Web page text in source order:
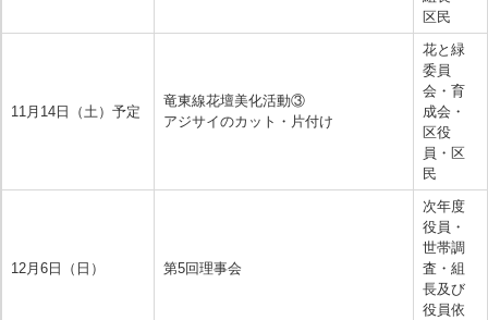
区民
11月14日（土）予定
竜東線花壇美化活動③
アジサイのカット・片付け
花と緑
委員
会・育
成会・
区役
員・区
民
12月6日（日） 第5回理事会
次年度
役員・
世帯調
査・組
長及び
役員依